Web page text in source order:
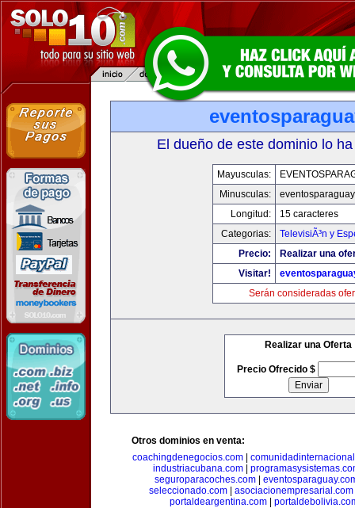
El dueño de este dominio lo
Mayusculas:
Minusculas:
Longitud:
15 caracteres
Categorias:
TelevisiÃ³n y
Precio:
Realizar una
Visitar!
Serán consideradas
Realizar una Oferta
Precio Ofrecido $
Otros dominios en venta:
coachingdenegocios.com
industriacubana.com
seguroparacoches.com|
seleccionado.com| asociacionempresarial.com
portaldeargentina.com|